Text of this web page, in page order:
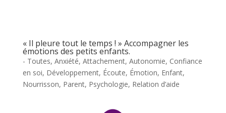
« Il pleure tout le temps ! » Accompagner les
émotions des petits enfants.
- Toutes, Anxiété, Attachement, Autonomie, Confiance
en soi, Développement, Écoute, Émotion, Enfant,
Nourrisson, Parent, Psychologie, Relation d’aide